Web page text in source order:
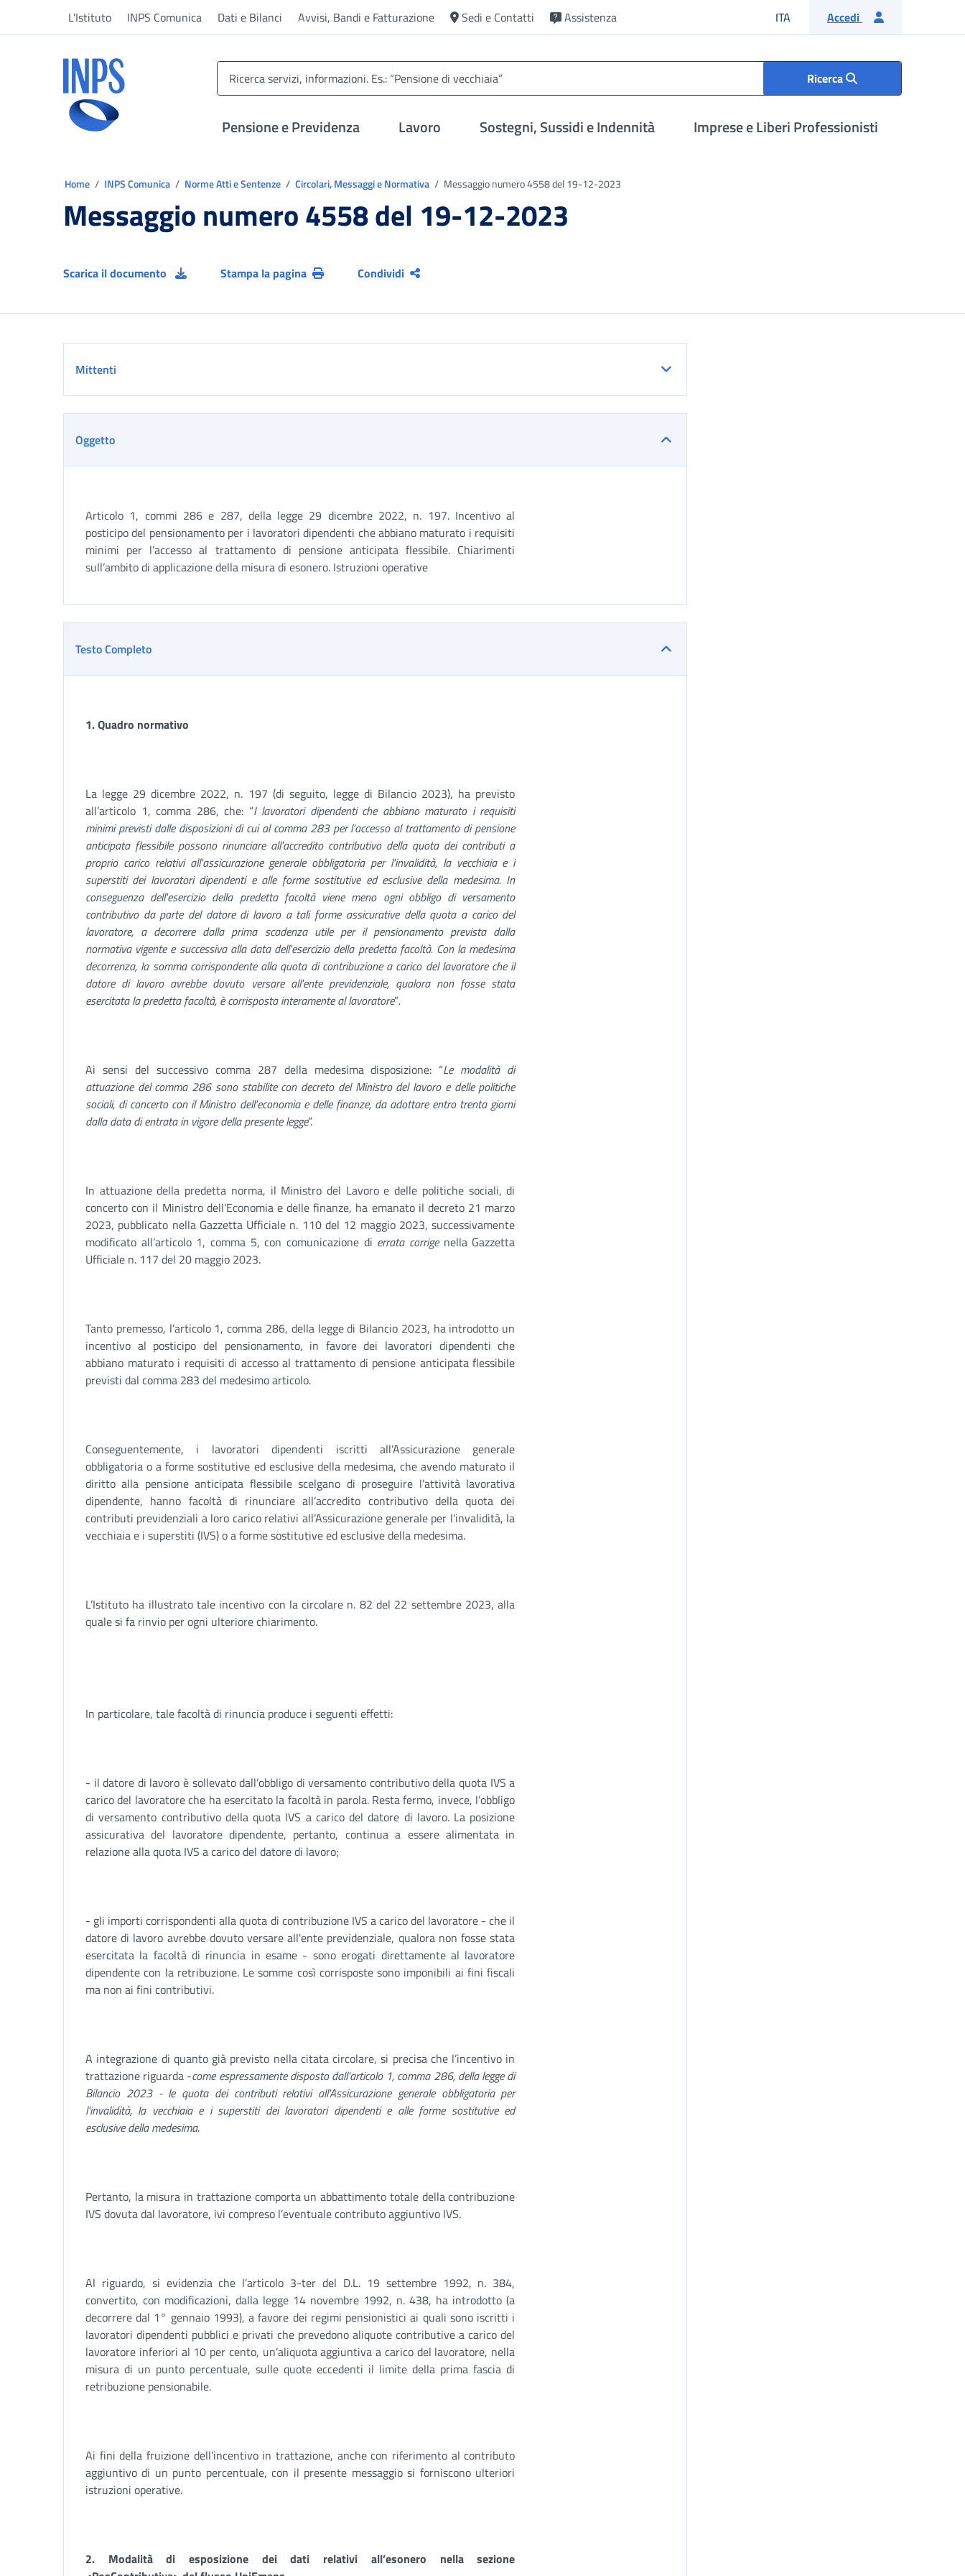
L'Istituto INPS Comunica Dati e Bilanci Avvisi, Bandi e Fatturazione Sedi e Contatti Assistenza ITA Lingua italiana
Accedi
Ricerca
Pensione e Previdenza Lavoro Sostegni, Sussidi e Indennità Imprese e Liberi Professionisti
Home INPS Comunica Norme Atti e Sentenze Circolari, Messaggi e Normativa Messaggio numero 4558 del 19-12-2023
Messaggio numero 4558 del 19-12-2023
Scarica il documento Stampa la pagina Condividi
Mittenti
Oggetto
Articolo 1, commi 286 e 287, della legge 29 dicembre 2022, n. 197. Incentivo al
posticipo del pensionamento per i lavoratori dipendenti che abbiano maturato i requisiti
minimi per l’accesso al trattamento di pensione anticipata flessibile. Chiarimenti
sull’ambito di applicazione della misura di esonero. Istruzioni operative
Testo Completo
1.Quadro normativo
La legge 29 dicembre 2022, n. 197 (di seguito, legge di Bilancio 2023), ha previsto
all’articolo 1, comma 286, che: “I lavoratori dipendenti che abbiano maturato i requisiti
minimi previsti dalle disposizioni di cui al comma 283 per l'accesso al trattamento di pensione
anticipata flessibile possono rinunciare all'accredito contributivo della quota dei contributi a
proprio carico relativi all'assicurazione generale obbligatoria per l'invalidità, la vecchiaia e i
superstiti dei lavoratori dipendenti e alle forme sostitutive ed esclusive della medesima. In
conseguenza dell'esercizio della predetta facoltà viene meno ogni obbligo di versamento
contributivo da parte del datore di lavoro a tali forme assicurative della quota a carico del
lavoratore, a decorrere dalla prima scadenza utile per il pensionamento prevista dalla
normativa vigente e successiva alla data dell'esercizio della predetta facoltà. Con la medesima
decorrenza, la somma corrispondente alla quota di contribuzione a carico del lavoratore che il
datore di lavoro avrebbe dovuto versare all'ente previdenziale, qualora non fosse stata
esercitata la predetta facoltà, è corrisposta interamente al lavoratore”.
Ai sensi del successivo comma 287 della medesima disposizione: “Le modalità di
attuazione del comma 286 sono stabilite con decreto del Ministro del lavoro e delle politiche
sociali, di concerto con il Ministro dell'economia e delle finanze, da adottare entro trenta giorni
dalla data di entrata in vigore della presente legge”.
In attuazione della predetta norma, il Ministro del Lavoro e delle politiche sociali, di
concerto con il Ministro dell’Economia e delle finanze, ha emanato il decreto 21 marzo
2023, pubblicato nella Gazzetta Ufficiale n. 110 del 12 maggio 2023, successivamente
modificato all’articolo 1, comma 5, con comunicazione di errata corrigenella Gazzetta
Ufficiale n. 117 del 20 maggio 2023.
Tanto premesso, l’articolo 1, comma 286, della legge di Bilancio 2023, ha introdotto un
incentivo al posticipo del pensionamento, in favore dei lavoratori dipendenti che
abbiano maturato i requisiti di accesso al trattamento di pensione anticipata flessibile
previsti dal comma 283 del medesimo articolo.
Conseguentemente, i lavoratori dipendenti iscritti all’Assicurazione generale
obbligatoria o a forme sostitutive ed esclusive della medesima, che avendo maturato il
diritto alla pensione anticipata flessibile scelgano di proseguire l’attività lavorativa
dipendente, hanno facoltà di rinunciare all’accredito contributivo della quota dei
contributi previdenziali a loro carico relativi all’Assicurazione generale per l'invalidità, la
vecchiaia e i superstiti (IVS) o a forme sostitutive ed esclusive della medesima.
L’Istituto ha illustrato tale incentivo con la circolare n. 82 del 22 settembre 2023, alla
quale si fa rinvio per ogni ulteriore chiarimento.
In particolare, tale facoltà di rinuncia produce i seguenti effetti:
- il datore di lavoro è sollevato dall’obbligo di versamento contributivo della quota IVS a
carico del lavoratore che ha esercitato la facoltà in parola. Resta fermo, invece, l’obbligo
di versamento contributivo della quota IVS a carico del datore di lavoro. La posizione
assicurativa del lavoratore dipendente, pertanto, continua a essere alimentata in
relazione alla quota IVS a carico del datore di lavoro;
- gli importi corrispondenti alla quota di contribuzione IVS a carico del lavoratore - che il
datore di lavoro avrebbe dovuto versare all'ente previdenziale, qualora non fosse stata
esercitata la facoltà di rinuncia in esame - sono erogati direttamente al lavoratore
dipendente con la retribuzione. Le somme così corrisposte sono imponibili ai fini fiscali
ma non ai fini contributivi.
A integrazione di quanto già previsto nella citata circolare, si precisa che l’incentivo in
trattazione riguarda -come espressamente disposto dall’articolo 1, comma 286, della legge di
Bilancio 2023 - le quota dei contributi relativi all'Assicurazione generale obbligatoria per
l'invalidità, la vecchiaia e i superstiti dei lavoratori dipendenti e alle forme sostitutive ed
esclusive della medesima.
Pertanto, la misura in trattazione comporta un abbattimento totale della contribuzione
IVS dovuta dal lavoratore, ivi compreso l’eventuale contributo aggiuntivo IVS.
Al riguardo, si evidenzia che l’articolo 3-ter del D.L. 19 settembre 1992, n. 384,
convertito, con modificazioni, dalla legge 14 novembre 1992, n. 438, ha introdotto (a
decorrere dal 1° gennaio 1993), a favore dei regimi pensionistici ai quali sono iscritti i
lavoratori dipendenti pubblici e privati che prevedono aliquote contributive a carico del
lavoratore inferiori al 10 per cento, un’aliquota aggiuntiva a carico del lavoratore, nella
misura di un punto percentuale, sulle quote eccedenti il limite della prima fascia di
retribuzione pensionabile.
Ai fini della fruizione dell’incentivo in trattazione, anche con riferimento al contributo
aggiuntivo di un punto percentuale, con il presente messaggio si forniscono ulteriori
istruzioni operative.
2. Modalità di esposizione dei dati relativi all’esonero nella sezione